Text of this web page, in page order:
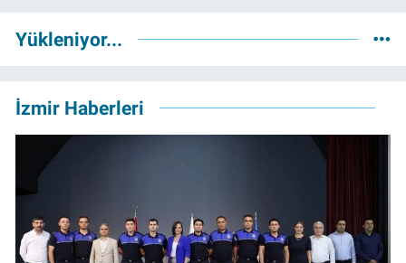
Yükleniyor...
İzmir Haberleri